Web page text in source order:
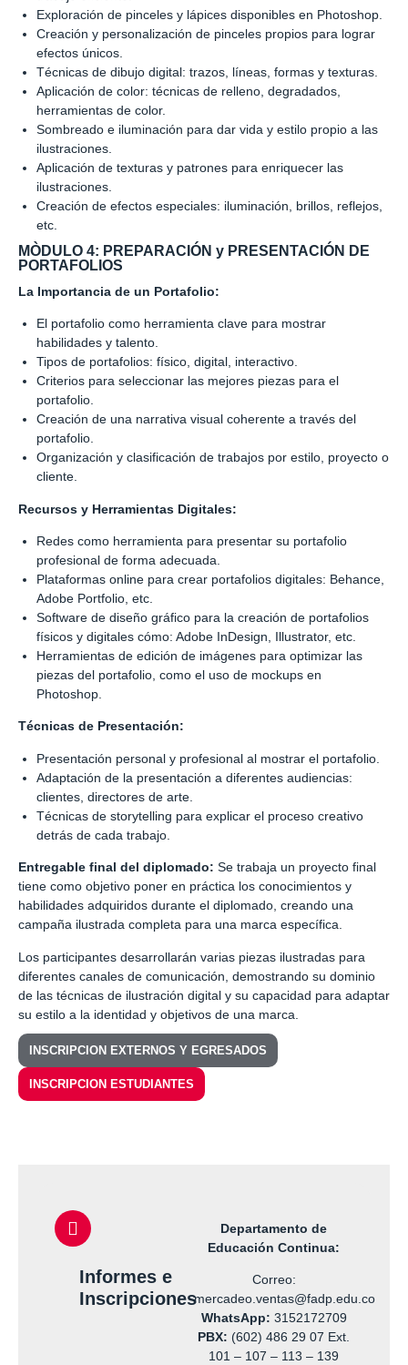
Exploración de pinceles y lápices disponibles en Photoshop.
Creación y personalización de pinceles propios para lograr
efectos únicos.
Técnicas de dibujo digital: trazos, líneas, formas y texturas.
Aplicación de color: técnicas de relleno, degradados,
herramientas de color.
Sombreado e iluminación para dar vida y estilo propio a las
ilustraciones.
Aplicación de texturas y patrones para enriquecer las
ilustraciones.
Creación de efectos especiales: iluminación, brillos, reflejos,
etc.
MÒDULO 4: PREPARACIÓN y PRESENTACIÓN DE
PORTAFOLIOS
La Importancia de un Portafolio:
El portafolio como herramienta clave para mostrar
habilidades y talento.
Tipos de portafolios: físico, digital, interactivo.
Criterios para seleccionar las mejores piezas para el
portafolio.
Creación de una narrativa visual coherente a través del
portafolio.
Organización y clasificación de trabajos por estilo, proyecto o
cliente.
Recursos y Herramientas Digitales:
Redes como herramienta para presentar su portafolio
profesional de forma adecuada.
Plataformas online para crear portafolios digitales: Behance,
Adobe Portfolio, etc.
Software de diseño gráfico para la creación de portafolios
físicos y digitales cómo: Adobe InDesign, Illustrator, etc.
Herramientas de edición de imágenes para optimizar las
piezas del portafolio, como el uso de mockups en
Photoshop.
Técnicas de Presentación:
Presentación personal y profesional al mostrar el portafolio.
Adaptación de la presentación a diferentes audiencias:
clientes, directores de arte.
Técnicas de storytelling para explicar el proceso creativo
detrás de cada trabajo.
Entregable final del diplomado: Se trabaja un proyecto final
tiene como objetivo poner en práctica los conocimientos y
habilidades adquiridos durante el diplomado, creando una
campaña ilustrada completa para una marca específica.
Los participantes desarrollarán varias piezas ilustradas para
diferentes canales de comunicación, demostrando su dominio
de las técnicas de ilustración digital y su capacidad para adaptar
su estilo a la identidad y objetivos de una marca.
INSCRIPCION EXTERNOS Y EGRESADOS
INSCRIPCION ESTUDIANTES
Informes e
Inscripciones
Departamento de
Educación Continua:
Correo:
mercadeo.ventas@fadp.edu.co
WhatsApp: 3152172709
PBX: (602) 486 29 07 Ext.
101 – 107 – 113 – 139